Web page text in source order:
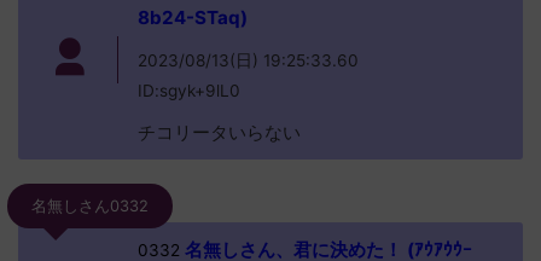
8b24-STaq)
2023/08/13(日) 19:25:33.60
ID:sgyk+9lL0
チコリータいらない
名無しさん0332
0332 名無しさん、君に決めた！ (ｱｳｱｳｳｰ